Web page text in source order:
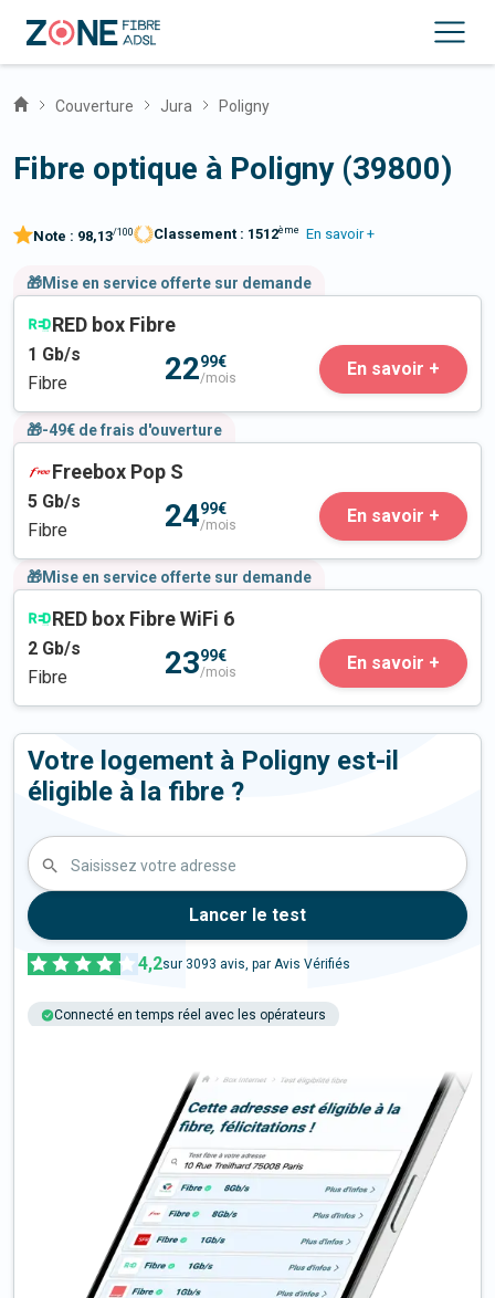
Couverture Jura Poligny
Fibre optique à Poligny (39800)
Note : 98,13/100 Classement : 1512ème En savoir +
🎁Mise en service offerte sur demande
RED box Fibre
1 Gb/s
Fibre
2299€
/mois En savoir +
🎁-49€ de frais d'ouverture
Freebox Pop S
5 Gb/s
Fibre
2499€
/mois En savoir +
🎁Mise en service offerte sur demande
RED box Fibre WiFi 6
2 Gb/s
Fibre
2399€
/mois En savoir +
Votre logement à Poligny est-il
éligible à la fibre ?
Saisissez votre adresse
Lancer le test
4,2sur 3093 avis, par Avis Vérifiés
Connecté en temps réel avec les opérateurs